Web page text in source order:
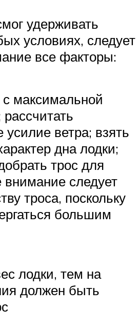
удерживать
условиях, следует
все факторы:
максимальной
ветра; взять
дна лодки;
трос для
следует
троса, поскольку
большим
лодки, тем на
должен быть